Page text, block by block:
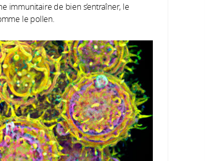
immunitaire de bien s’entraîner, le
le pollen.